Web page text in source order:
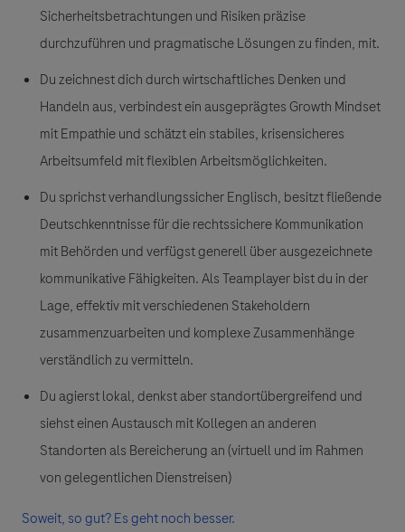
Sicherheitsbetrachtungen und Risiken präzise
durchzuführen und pragmatische Lösungen zu finden, mit.
Du zeichnest dich durch wirtschaftliches Denken und
Handeln aus, verbindest ein ausgeprägtes Growth Mindset
mit Empathie und schätzt ein stabiles, krisensicheres
Arbeitsumfeld mit flexiblen Arbeitsmöglichkeiten.
Du sprichst verhandlungssicher Englisch, besitzt fließende
Deutschkenntnisse für die rechtssichere Kommunikation
mit Behörden und verfügst generell über ausgezeichnete
kommunikative Fähigkeiten. Als Teamplayer bist du in der
Lage, effektiv mit verschiedenen Stakeholdern
zusammenzuarbeiten und komplexe Zusammenhänge
verständlich zu vermitteln.
Du agierst lokal, denkst aber standortübergreifend und
siehst einen Austausch mit Kollegen an anderen
Standorten als Bereicherung an (virtuell und im Rahmen
von gelegentlichen Dienstreisen)
Soweit, so gut? Es geht noch besser.